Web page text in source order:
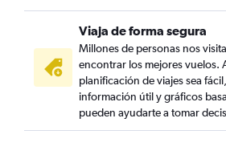
Viaja de forma segura
Millones de personas nos
encontrar los mejores vuelos.
planificación de viajes sea
información útil y gráficos
pueden ayudarte a tomar